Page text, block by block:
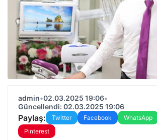
admin•02.03.2025 19:06•
Güncellendi: 02.03.2025 19:06
Paylaş: Twitter Facebook WhatsApp
Pinterest